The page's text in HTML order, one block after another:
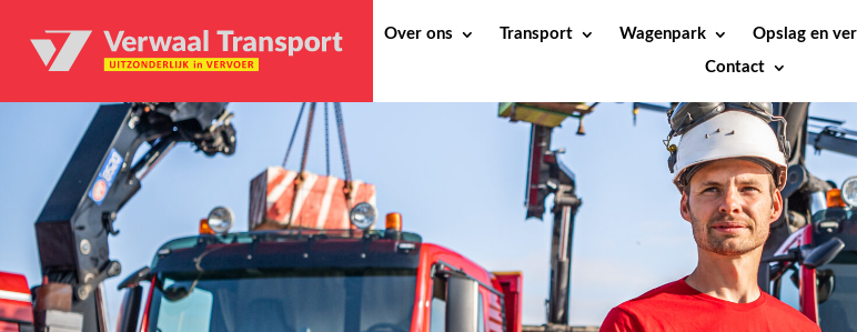
Over ons Transport Wagenpark Opslag en
Contact